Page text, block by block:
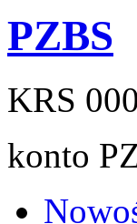
PZBS
KRS
konto